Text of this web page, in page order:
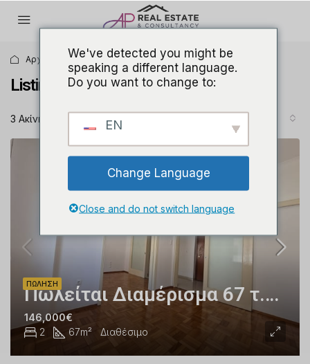
Αρχική σελίδα Listing v3 – With Sidebar
Listing v3 – With Sidebar
3 Ακίνητα Ταξινόμηση:
Πωλείται Διαμέρισμα 67 τ.μ. – Πλατεία Κυψέλης, 3ος Όροφος
2 67m² Διαθέσιμο
146,000€
ΠΏΛΗΣΗ
We've detected you might be
speaking a different language.
Do you want to change to:
EN
Change Language
Close and do not switch language